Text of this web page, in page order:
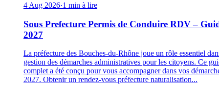
4 Aug 2026·1 min à lire
Sous Prefecture Permis de Conduire RDV –
2027
La préfecture des Bouches-du-Rhône joue un rôle essentiel
gestion des démarches administratives pour les citoyens. Ce
complet a été conçu pour vous accompagner dans vos
2027. Obtenir un rendez-vous préfecture naturalisation...